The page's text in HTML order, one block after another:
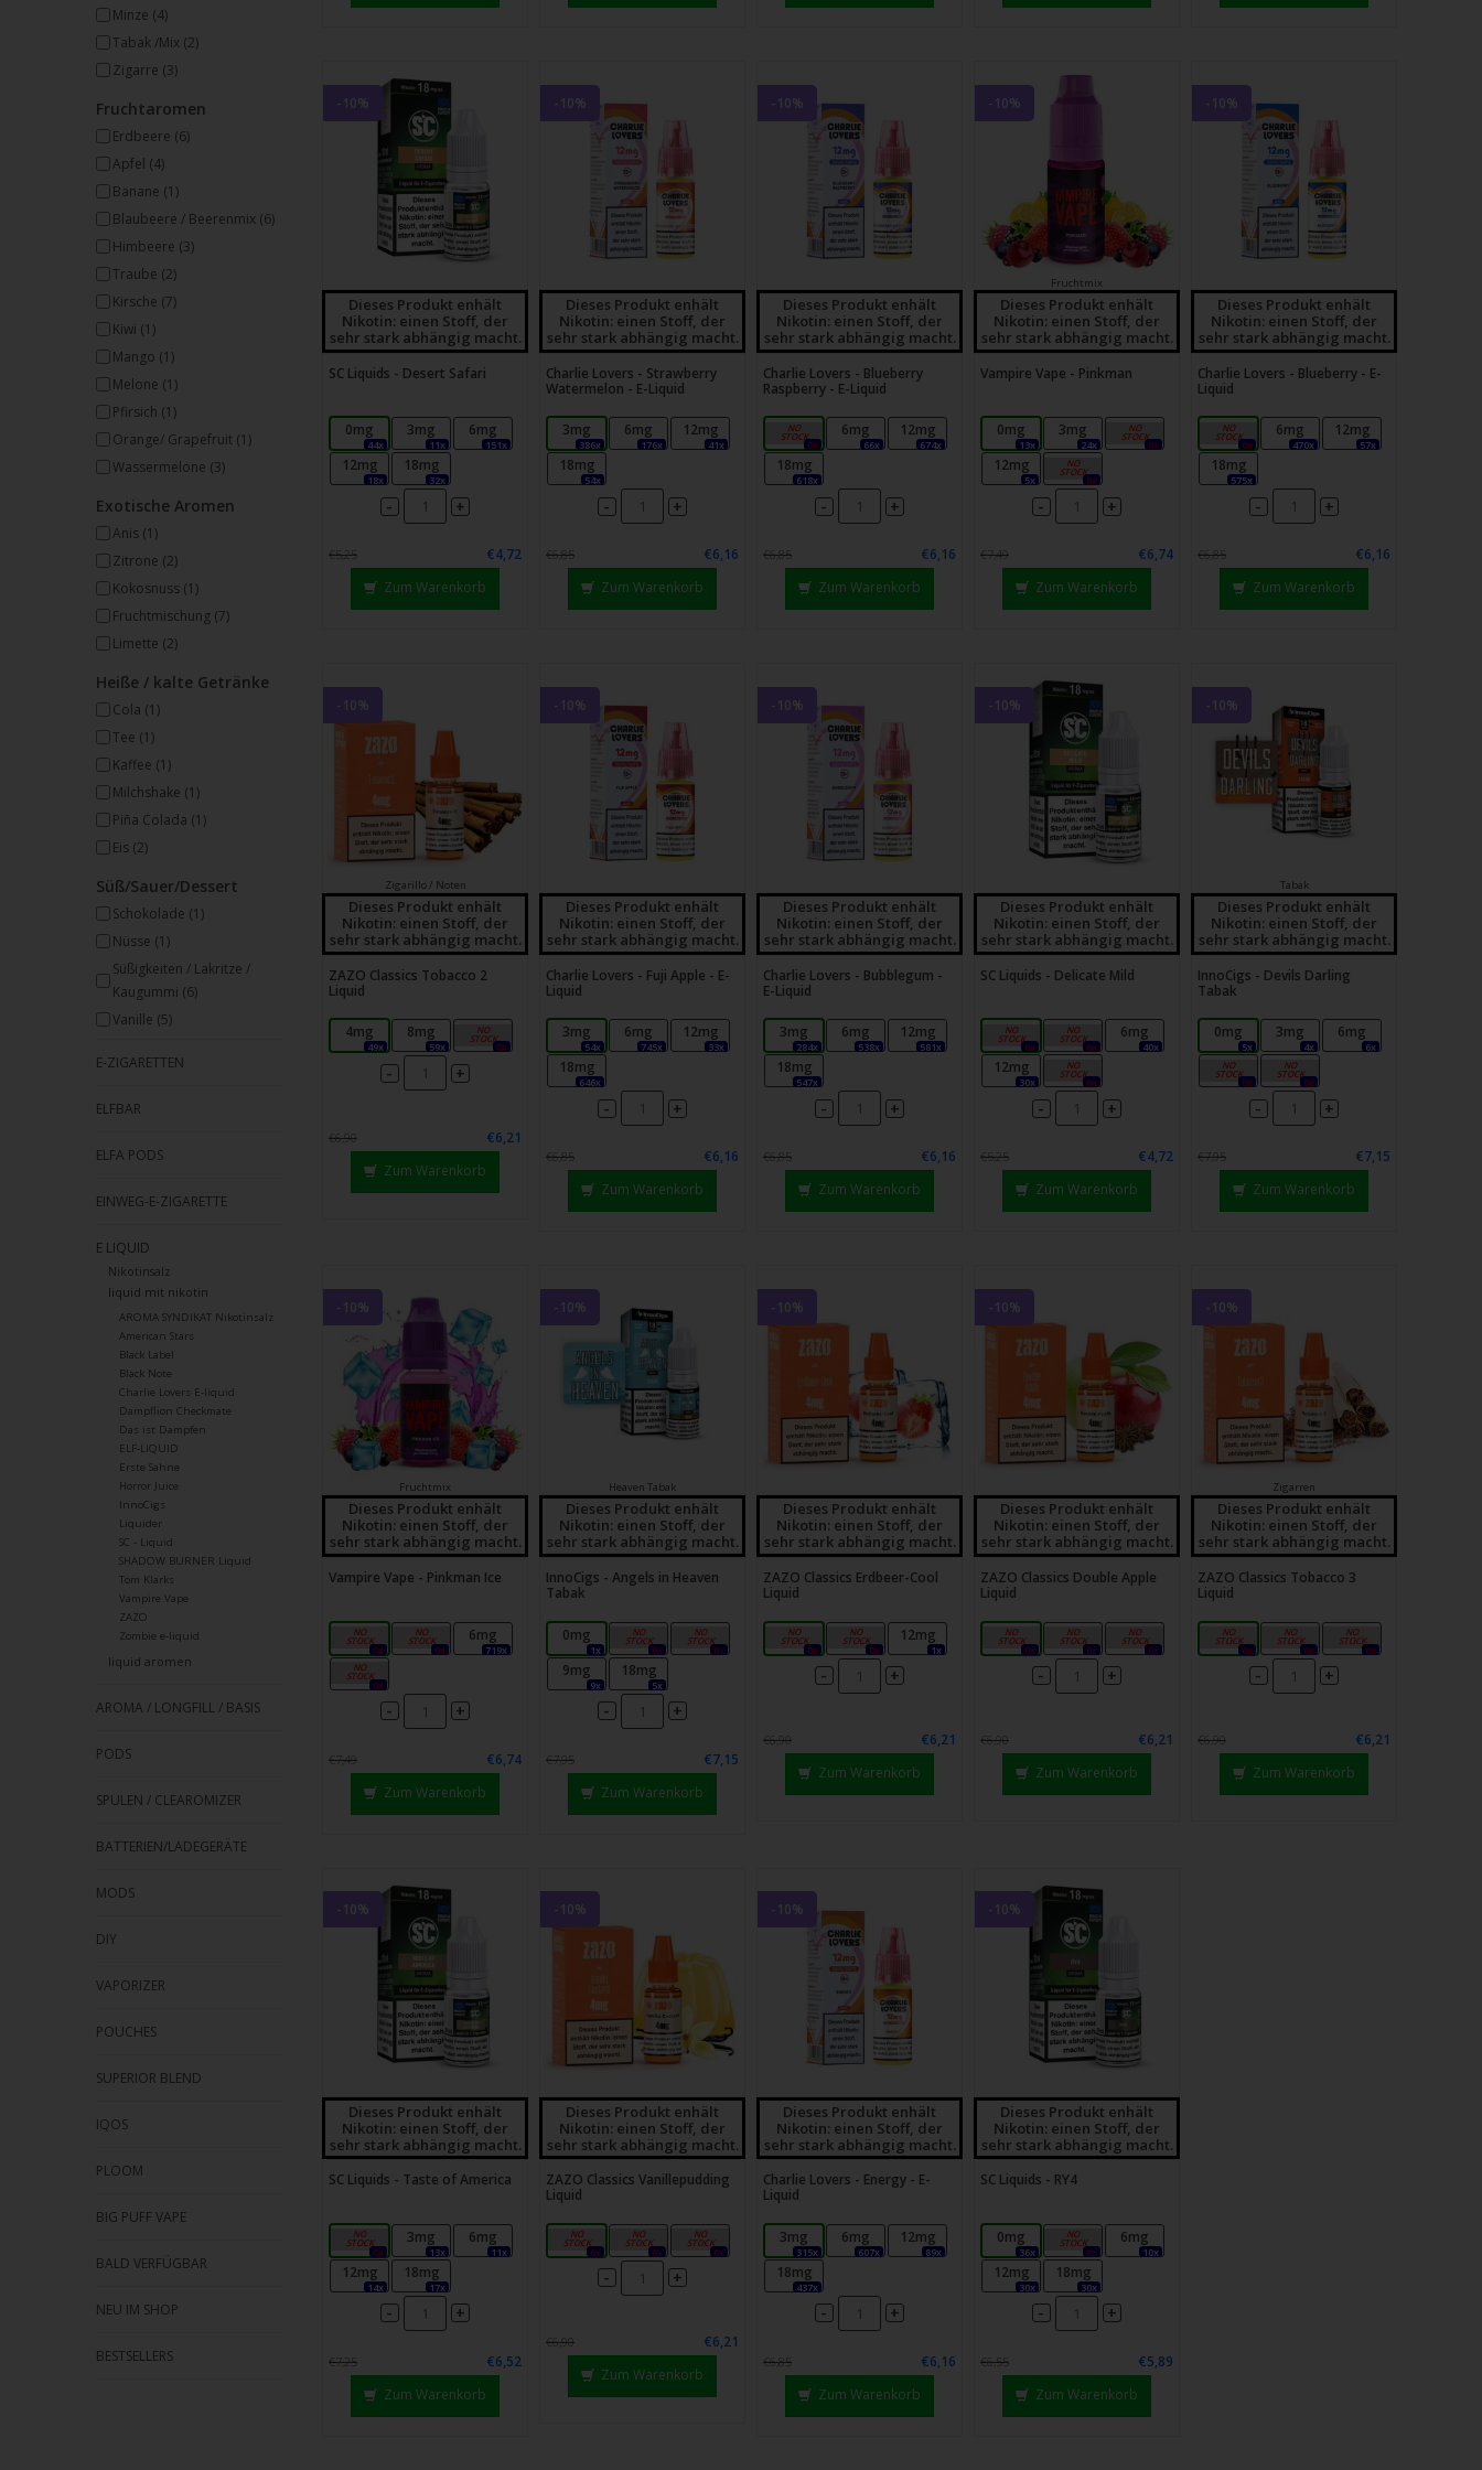
Minze (4)
Tabak /Mix (2)
Zigarre (3)
Fruchtaromen
Erdbeere (6)
Apfel (4)
Banane (1)
Blaubeere / Beerenmix (6)
Himbeere (3)
Traube (2)
Kirsche (7)
Kiwi (1)
Mango (1)
Melone (1)
Pfirsich (1)
Orange/ Grapefruit (1)
Wassermelone (3)
Exotische Aromen
Anis (1)
Zitrone (2)
Kokosnuss (1)
Fruchtmischung (7)
Limette (2)
Heiße / kalte Getränke
Cola (1)
Tee (1)
Kaffee (1)
Milchshake (1)
Piña Colada (1)
Eis (2)
Süß/Sauer/Dessert
Schokolade (1)
Nüsse (1)
Süßigkeiten / Lakritze /
Kaugummi (6)
Vanille (5)
E-ZIGARETTEN
ELFBAR
ELFA PODS
EINWEG-E-ZIGARETTE
E LIQUID
Nikotinsalz
liquid mit nikotin
AROMA SYNDIKAT Nikotinsalz
American Stars
Black Label
Black Note
Charlie Lovers E-liquid
Dampflion Checkmate
Das ist Dampfen
ELF-LIQUID
Erste Sahne
Horror Juice
InnoCigs
Liquider
SC - Liquid
SHADOW BURNER Liquid
Tom Klarks
Vampire Vape
ZAZO
Zombie e-liquid
liquid aromen
AROMA / LONGFILL / BASIS
PODS
SPULEN / CLEAROMIZER
BATTERIEN/LADEGERÄTE
MODS
DIY
VAPORIZER
POUCHES
SUPERIOR BLEND
IQOS
PLOOM
BIG PUFF VAPE
BALD VERFÜGBAR
NEU IM SHOP
BESTSELLERS
-10%
Dieses Produkt enhält
Nikotin: einen Stoff, der
sehr stark abhängig macht.
SC Liquids - Desert Safari
0mg
44x
3mg
11x
6mg
151x
12mg
18x
18mg
32x
- +
€5,25
€4,72
Zum Warenkorb
-10%
Dieses Produkt enhält
Nikotin: einen Stoff, der
sehr stark abhängig macht.
Charlie Lovers - Strawberry
Watermelon - E-Liquid
3mg
386x
6mg
176x
12mg
41x
18mg
54x
- +
€6,85
€6,16
Zum Warenkorb
-10%
Dieses Produkt enhält
Nikotin: einen Stoff, der
sehr stark abhängig macht.
Charlie Lovers - Blueberry
Raspberry - E-Liquid
3mg
0x
6mg
66x
12mg
674x
18mg
618x
- +
€6,85
€6,16
Zum Warenkorb
-10%
Fruchtmix
Dieses Produkt enhält
Nikotin: einen Stoff, der
sehr stark abhängig macht.
Vampire Vape - Pinkman
0mg
13x
3mg
24x
6mg
0x
12mg
5x
18mg
0x
- +
€7,49
€6,74
Zum Warenkorb
-10%
Dieses Produkt enhält
Nikotin: einen Stoff, der
sehr stark abhängig macht.
Charlie Lovers - Blueberry - E-
Liquid
3mg
0x
6mg
470x
12mg
57x
18mg
575x
- +
€6,85
€6,16
Zum Warenkorb
-10%
Zigarillo / Noten
Dieses Produkt enhält
Nikotin: einen Stoff, der
sehr stark abhängig macht.
ZAZO Classics Tobacco 2
Liquid
4mg
49x
8mg
59x
12mg
0x
- +
€6,90
€6,21
Zum Warenkorb
-10%
Dieses Produkt enhält
Nikotin: einen Stoff, der
sehr stark abhängig macht.
Charlie Lovers - Fuji Apple - E-
Liquid
3mg
54x
6mg
745x
12mg
33x
18mg
646x
- +
€6,85
€6,16
Zum Warenkorb
-10%
Dieses Produkt enhält
Nikotin: einen Stoff, der
sehr stark abhängig macht.
Charlie Lovers - Bubblegum -
E-Liquid
3mg
284x
6mg
538x
12mg
581x
18mg
547x
- +
€6,85
€6,16
Zum Warenkorb
-10%
Dieses Produkt enhält
Nikotin: einen Stoff, der
sehr stark abhängig macht.
SC Liquids - Delicate Mild
0mg
0x
3mg
0x
6mg
40x
12mg
30x
18mg
0x
- +
€5,25
€4,72
Zum Warenkorb
-10%
Tabak
Dieses Produkt enhält
Nikotin: einen Stoff, der
sehr stark abhängig macht.
InnoCigs - Devils Darling
Tabak
0mg
5x
3mg
4x
6mg
6x
9mg
0x
18mg
0x
- +
€7,95
€7,15
Zum Warenkorb
-10%
Fruchtmix
Dieses Produkt enhält
Nikotin: einen Stoff, der
sehr stark abhängig macht.
Vampire Vape - Pinkman Ice
0mg
0x
3mg
0x
6mg
719x
12mg
0x
- +
€7,49
€6,74
Zum Warenkorb
-10%
Heaven Tabak
Dieses Produkt enhält
Nikotin: einen Stoff, der
sehr stark abhängig macht.
InnoCigs - Angels in Heaven
Tabak
0mg
1x
3mg
0x
6mg
0x
9mg
9x
18mg
5x
- +
€7,95
€7,15
Zum Warenkorb
-10%
Dieses Produkt enhält
Nikotin: einen Stoff, der
sehr stark abhängig macht.
ZAZO Classics Erdbeer-Cool
Liquid
4mg
0x
8mg
0x
12mg
1x
- +
€6,90
€6,21
Zum Warenkorb
-10%
Dieses Produkt enhält
Nikotin: einen Stoff, der
sehr stark abhängig macht.
ZAZO Classics Double Apple
Liquid
4mg
0x
8mg
0x
12mg
0x
- +
€6,90
€6,21
Zum Warenkorb
-10%
Zigarren
Dieses Produkt enhält
Nikotin: einen Stoff, der
sehr stark abhängig macht.
ZAZO Classics Tobacco 3
Liquid
4mg
0x
8mg
0x
12mg
0x
- +
€6,90
€6,21
Zum Warenkorb
-10%
Dieses Produkt enhält
Nikotin: einen Stoff, der
sehr stark abhängig macht.
SC Liquids - Taste of America
0mg
0x
3mg
13x
6mg
11x
12mg
14x
18mg
17x
- +
€7,25
€6,52
Zum Warenkorb
-10%
Dieses Produkt enhält
Nikotin: einen Stoff, der
sehr stark abhängig macht.
ZAZO Classics Vanillepudding
Liquid
4mg
0x
8mg
0x
12mg
0x
- +
€6,90
€6,21
Zum Warenkorb
-10%
Dieses Produkt enhält
Nikotin: einen Stoff, der
sehr stark abhängig macht.
Charlie Lovers - Energy - E-
Liquid
3mg
315x
6mg
607x
12mg
89x
18mg
437x
- +
€6,85
€6,16
Zum Warenkorb
-10%
Dieses Produkt enhält
Nikotin: einen Stoff, der
sehr stark abhängig macht.
SC Liquids - RY4
0mg
36x
3mg
0x
6mg
10x
12mg
30x
18mg
30x
- +
€6,55
€5,89
Zum Warenkorb